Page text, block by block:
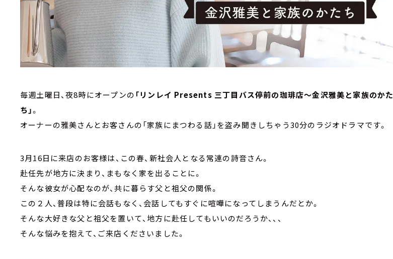
毎週土曜日、夜8時にオープンの 「リンレイ Presents 三丁目バス停前の珈琲店～金沢雅美と家族のかた
ち」。
オーナーの雅美さんとお客さんの「家族にまつわる話」を盗み聞きしちゃう30分のラジオドラマです。
3月16日に来店のお客様は、この春、新社会人となる常連の詩音さん。
赴任先が地方に決まり、まもなく家を出ることに。
そんな彼女が心配なのが、共に暮らす父と祖父の関係。
この２人、普段は特に会話もなく、会話してもすぐに喧嘩になってしまうんだとか。
そんな大好きな父と祖父を置いて、地方に赴任してもいいのだろうか、、、
そんな悩みを抱えて、ご来店くださいました。